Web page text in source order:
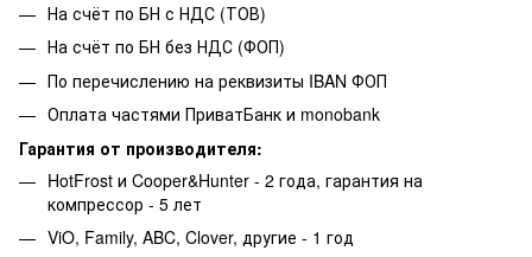
На счёт по БН с НДС (ТОВ)
На счёт по БН без НДС (ФОП)
По перечислению на реквизиты IBAN ФОП
Оплата частями ПриватБанк и monobank
Гарантия от производителя:
HotFrost и Cooper&Hunter - 2 года, гарантия на
компрессор - 5 лет
ViO, Family, ABC, Clover, другие - 1 год